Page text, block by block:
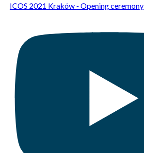
ICOS 2021 Kraków - Opening ceremony